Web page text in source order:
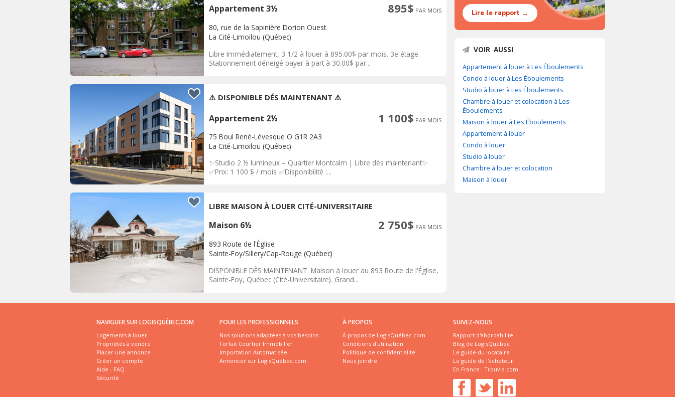
Appartement 3½ 895$ PAR MOIS
80, rue de la Sapinière Dorion Ouest
La Cité-Limoilou (Québec)
Libre Immédiatement, 3 1/2 à louer à 895.00$ par mois. 3e étage.
Stationnement déneigé payer à part à 30.00$ par...
⚠️ DISPONIBLE DÉS MAINTENANT ⚠️
Appartement 2½ 1 100$ PAR MOIS
75 Boul René-Lévesque O G1R 2A3
La Cité-Limoilou (Québec)
✨Studio 2 ½ lumineux – Quartier Montcalm | Libre dès maintenant✨
✅Prix: 1 100 $ / mois ✅Disponibilité :...
LIBRE MAISON À LOUER CITÉ-UNIVERSITAIRE
Maison 6½ 2 750$ PAR MOIS
893 Route de l'Église
Sainte-Foy/Sillery/Cap-Rouge (Québec)
DISPONIBLE DÈS MAINTENANT. Maison à louer au 893 Route de l'Église,
Sainte-Foy, Québec (Cité-Universitaire). Grand...
Lire le rapport →
VOIR AUSSI
Appartement à louer à Les Éboulements
Condo à louer à Les Éboulements
Studio à louer à Les Éboulements
Chambre à louer et colocation à Les
Éboulements
Maison à louer à Les Éboulements
Appartement à louer
Condo à louer
Studio à louer
Chambre à louer et colocation
Maison à louer
NAVIGUER SUR LOGISQUÉBEC.COM
Logements à louer
Propriétés à vendre
Placer une annonce
Créer un compte
Aide - FAQ
Sécurité
POUR LES PROFESSIONNELS
Nos solutions adaptées à vos besoins
Forfait Courtier Immobilier
Importation Automatisée
Annoncer sur LogisQuébec.com
À PROPOS
À propos de LogisQuébec.com
Conditions d'utilisation
Politique de confidentialité
Nous joindre
SUIVEZ-NOUS
Rapport d'abordabilité
Blog de LogisQuébec
Le guide du locataire
Le guide de l'acheteur
En France : Trouvia.com